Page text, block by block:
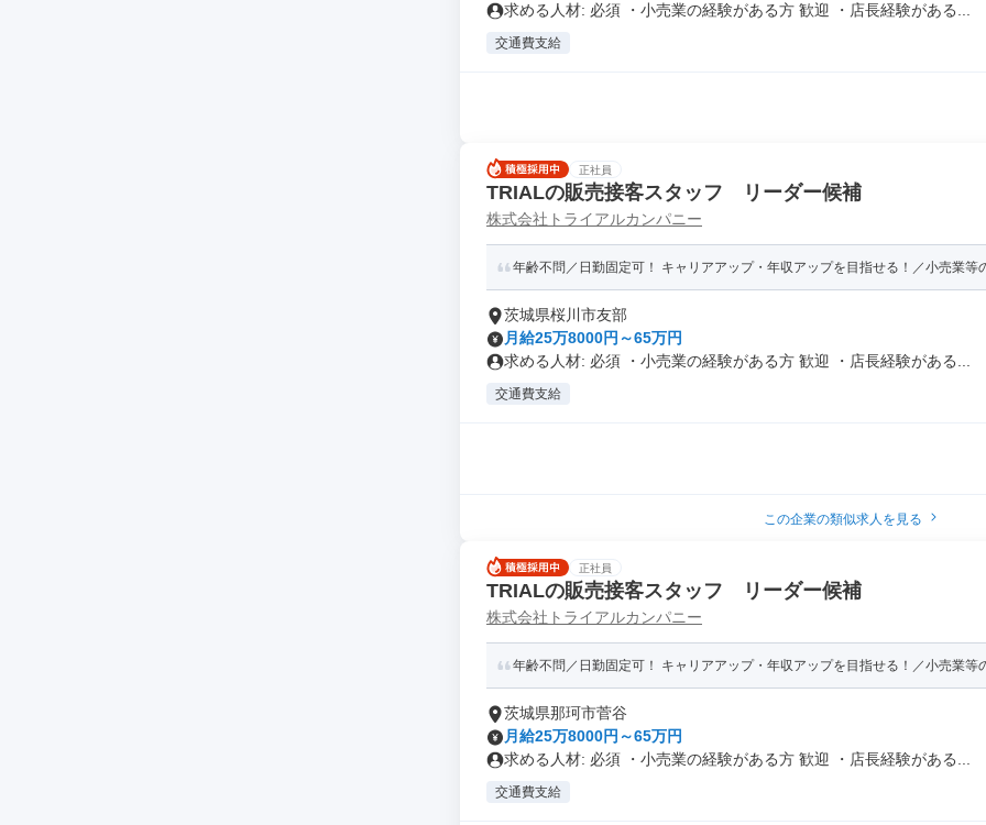
求める人材: 必須 ・小売業の経験がある方 歓迎 ・店長経験がある...
交通費支給
正社員
TRIALの販売接客スタッフ リーダー候補
株式会社トライアルカンパニー
年齢不問／日勤固定可！ キャリアアップ・年収アップを目指せる！／小売業等
茨城県桜川市友部
月給25万8000円～65万円
求める人材: 必須 ・小売業の経験がある方 歓迎 ・店長経験がある...
交通費支給
この企業の類似求人を見る
正社員
TRIALの販売接客スタッフ リーダー候補
株式会社トライアルカンパニー
年齢不問／日勤固定可！ キャリアアップ・年収アップを目指せる！／小売業等
茨城県那珂市菅谷
月給25万8000円～65万円
求める人材: 必須 ・小売業の経験がある方 歓迎 ・店長経験がある...
交通費支給